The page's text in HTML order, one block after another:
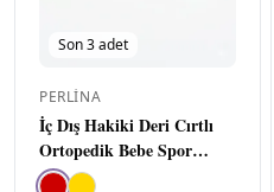
Son3adet
PERLINA
İç Dış Hakiki Deri Cırtlı
Ortopedik Bebe Spor
Ayakkabı Kırmızı